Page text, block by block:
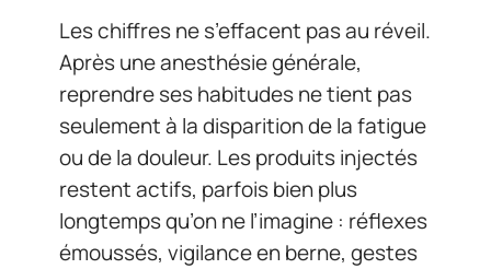
Les chiffres ne s’effacent pas au réveil.
Après une anesthésie générale,
reprendre ses habitudes ne tient pas
seulement à la disparition de la fatigue
ou de la douleur. Les produits injectés
restent actifs, parfois bien plus
longtemps qu’on ne l’imagine : réflexes
émoussés, vigilance en berne, gestes